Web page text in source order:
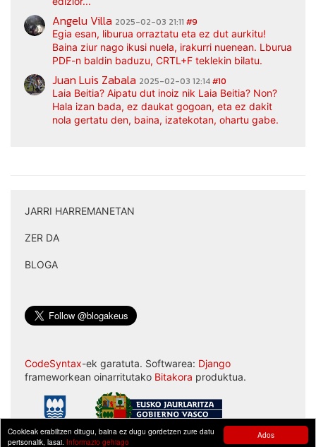
Ados
Cookieak erabiltzen ditugu, baina ez dugu gordetzen zure datu
pertsonalik, lasai. Informazio gehiago
Angelu Villa 2025-02-03 21:11 #9
Egia esan, liburua orraztatu eta ez dut aurkitu!
Baina ziur nago ikusi nuela, irakurri nuenean. Lburua
PDF-n baldin baduzu, CRTL+F teklekin bilatu.
Juan Luis Zabala 2025-02-03 12:14#10
Laia Beitia? Aipatu dut inoiz nik Laia Beitia? Non?
Hala izan bada, ez daukat gogoan, eta ez dakit
nola gertatu den, baina, izatekotan, ohartu gabe.
JARRI HARREMANETAN
ZER DA
BLOGA
CodeSyntax-ek garatuta. Softwarea: Django
frameworkean oinarritutako Bitakora produktua.